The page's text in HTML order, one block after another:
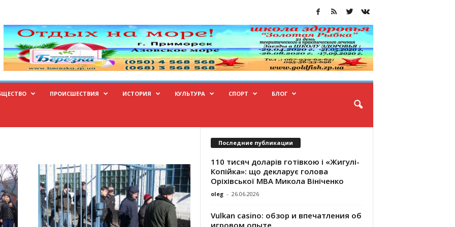
ПРОИСШЕСТВИЯ ИСТОРИЯ КУЛЬТУРА СПОРТ БЛОГ
Последние публикации
110 тисяч доларів готівкою і «Жигулі-
Копійка»: що декларує голова
Оріхівської МВА Микола Вініченко
oleg - 26.06.2026
Vulkan casino: обзор и впечатления об
игровом опыте